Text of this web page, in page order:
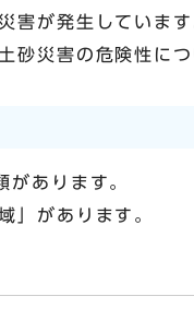
害が発生しています
砂災害の危険性に
あります。
」があります。